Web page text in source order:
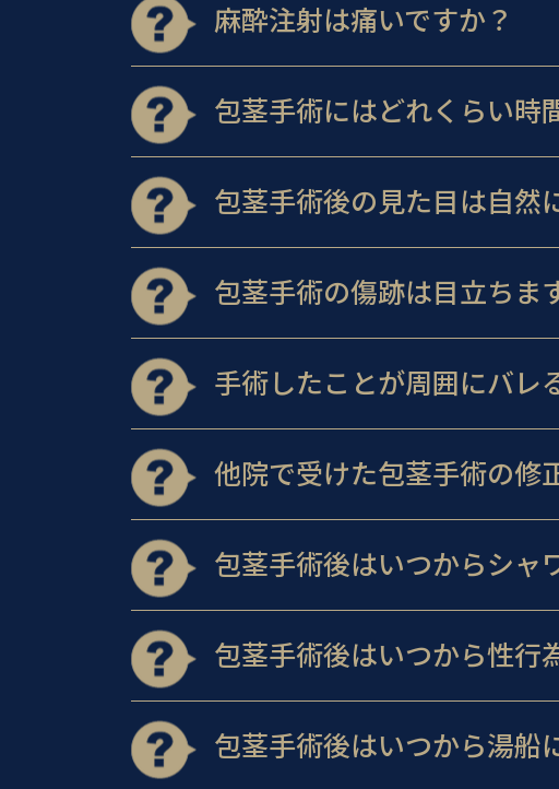
麻酔注射は痛いですか？
包茎手術にはどれくらい時
包茎手術後の見た目は自然
包茎手術の傷跡は目立ちま
手術したことが周囲にバレ
他院で受けた包茎手術の修
包茎手術後はいつからシャ
包茎手術後はいつから性行
包茎手術後はいつから湯船